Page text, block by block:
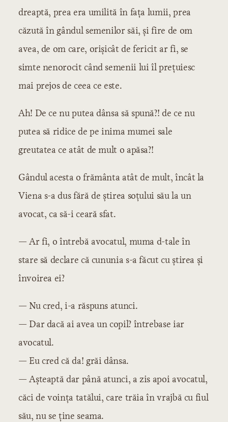
dreaptă, prea era umilită în fața lumii, prea
căzută în gândul semenilor săi, și fire de om
avea, de om care, orișicât de fericit ar fi, se
simte nenorocit când semenii lui îl prețuiesc
mai prejos de ceea ce este.
Ah! De ce nu putea dânsa să spună?! de ce nu
putea să ridice de pe inima mumei sale
greutatea ce atât de mult o apăsa?!
Gândul acesta o frământa atât de mult, încât la
Viena s-a dus fără de știrea soțului său la un
avocat, ca să-i ceară sfat.
— Ar fi, o întrebă avocatul, muma d-tale în
stare să declare că cununia s-a făcut cu știrea și
învoirea ei?
— Nu cred, i-a răspuns atunci.
— Dar dacă ai avea un copil? întrebase iar
avocatul.
— Eu cred că da! grăi dânsa.
— Așteaptă dar până atunci, a zis apoi avocatul,
căci de voința tatălui, care trăia în vrajbă cu fiul
său, nu se ține seama.